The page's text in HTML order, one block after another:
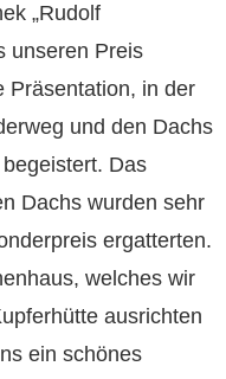
„Rudolf
unseren Preis
Präsentation, in der
und den Dachs
Das
Dachs wurden sehr
ergatterten.
welches wir
ausrichten
ein schönes